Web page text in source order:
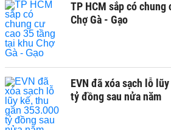
TP HCM sắp có
Chợ Gà - Gạo
EVN đã xóa sạch lỗ
tỷ đồng sau nửa năm